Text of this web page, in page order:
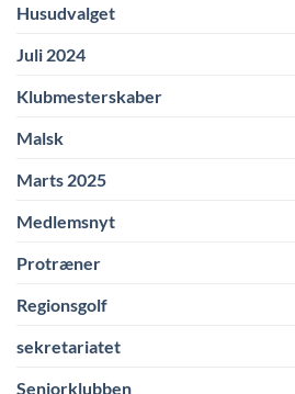
Husudvalget
Juli 2024
Klubmesterskaber
Malsk
Marts 2025
Medlemsnyt
Protræner
Regionsgolf
sekretariatet
Seniorklubben